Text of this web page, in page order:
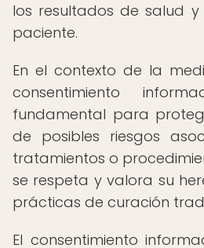
los resultados de salud
paciente.
En el contexto de la
consentimiento
fundamental para
de posibles riesgos
tratamientos o
se respeta y valora su
prácticas de curación
El consentimiento